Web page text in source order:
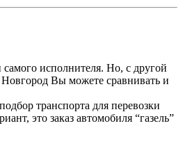
исполнителя. Но, с другой
Вы можете сравнивать и
транспорта для перевозки
это заказ автомобиля “газель”